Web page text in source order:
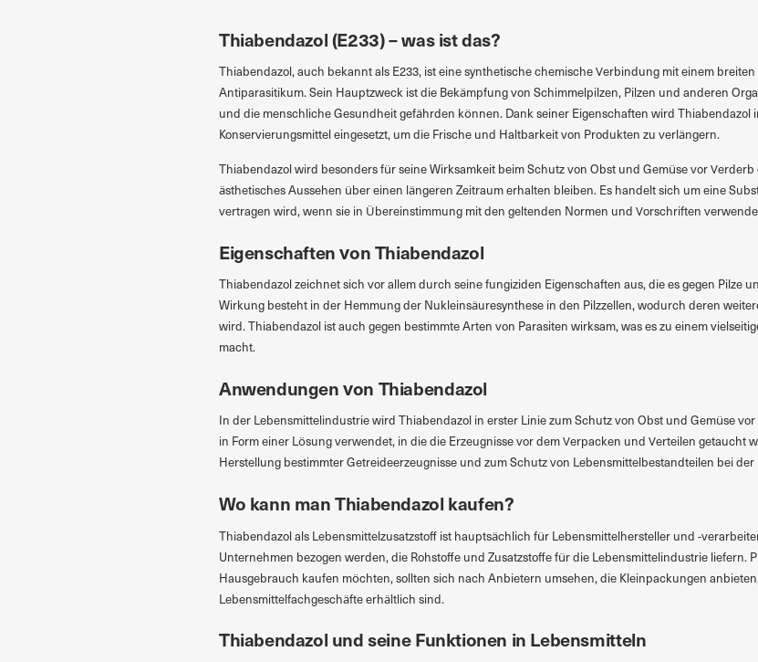
Thiabendazol (E233) – was ist das?
Thiabendazol, auch bekannt als E233, ist eine synthetische chemische Verbindung mit einem
Antiparasitikum. Sein Hauptzweck ist die Bekämpfung von Schimmelpilzen, Pilzen und anderen
und die menschliche Gesundheit gefährden können. Dank seiner Eigenschaften wird Thiabendazol
Konservierungsmittel eingesetzt, um die Frische und Haltbarkeit von Produkten zu verlängern.
Thiabendazol wird besonders für seine Wirksamkeit beim Schutz von Obst und Gemüse vor
ästhetisches Aussehen über einen längeren Zeitraum erhalten bleiben. Es handelt sich um eine
vertragen wird, wenn sie in Übereinstimmung mit den geltenden Normen und Vorschriften
Eigenschaften von Thiabendazol
Thiabendazol zeichnet sich vor allem durch seine fungiziden Eigenschaften aus, die es gegen Pilze
Wirkung besteht in der Hemmung der Nukleinsäuresynthese in den Pilzzellen, wodurch deren
wird. Thiabendazol ist auch gegen bestimmte Arten von Parasiten wirksam, was es zu einem
macht.
Anwendungen von Thiabendazol
In der Lebensmittelindustrie wird Thiabendazol in erster Linie zum Schutz von Obst und Gemüse
in Form einer Lösung verwendet, in die die Erzeugnisse vor dem Verpacken und Verteilen getaucht
Herstellung bestimmter Getreideerzeugnisse und zum Schutz von Lebensmittelbestandteilen bei
Wo kann man Thiabendazol kaufen?
Thiabendazol als Lebensmittelzusatzstoff ist hauptsächlich für Lebensmittelhersteller und -
Unternehmen bezogen werden, die Rohstoffe und Zusatzstoffe für die Lebensmittelindustrie liefern.
Hausgebrauch kaufen möchten, sollten sich nach Anbietern umsehen, die Kleinpackungen
Lebensmittelfachgeschäfte erhältlich sind.
Thiabendazol und seine Funktionen in Lebensmitteln